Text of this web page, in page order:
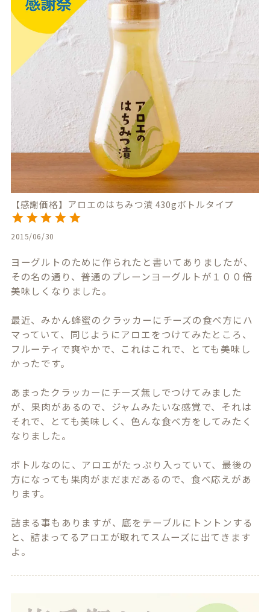
【感謝価格】アロエのはちみつ漬 430gボトルタイプ
2015/06/30
ヨーグルトのために作られたと書いてありましたが、
その名の通り、普通のプレーンヨーグルトが１００倍
美味しくなりました。
最近、みかん蜂蜜のクラッカーにチーズの食べ方にハ
マっていて、同じようにアロエをつけてみたところ、
フルーティで爽やかで、これはこれで、とても美味し
かったです。
あまったクラッカーにチーズ無しでつけてみました
が、果肉があるので、ジャムみたいな感覚で、それは
それで、とても美味しく、色んな食べ方をしてみたく
なりました。
ボトルなのに、アロエがたっぷり入っていて、最後の
方になっても果肉がまだまだあるので、食べ応えがあ
ります。
詰まる事もありますが、底をテーブルにトントンする
と、詰まってるアロエが取れてスムーズに出てきます
よ。